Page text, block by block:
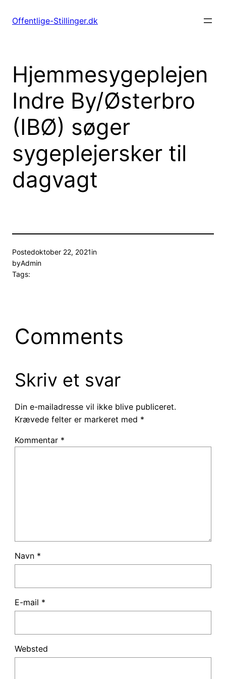
Offentlige-Stillinger.dk
Hjemmesygeplejen
Indre By/Østerbro
(IBØ) søger
sygeplejersker til
dagvagt
Postedoktober 22, 2021in
byAdmin
Tags:
Comments
Skriv et svar
Din e-mailadresse vil ikke blive publiceret.
Krævede felter er markeret med *
Kommentar *
Navn *
E-mail *
Websted